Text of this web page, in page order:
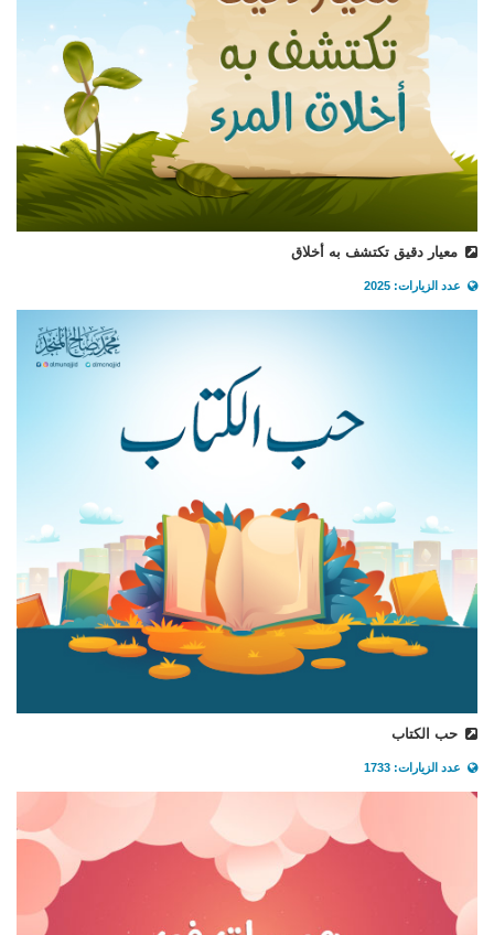
معيار دقيق تكتشف به أخلاق
عدد الزيارات: 2025
حب الكتاب
عدد الزيارات: 1733